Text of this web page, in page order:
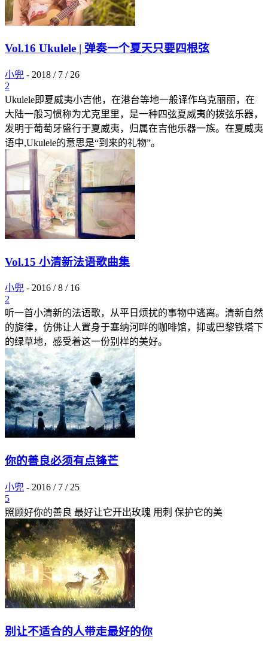
Vol.16 Ukulele | 弹奏一个夏天只要四根弦
小兜 - 2018 / 7 / 26
2
Ukulele即夏威夷小吉他，在港台等地一般译作乌克丽丽，在
大陆一般习惯称为尤克里里，是一种四弦夏威夷的拨弦乐器，
发明于葡萄牙盛行于夏威夷，归属在吉他乐器一族。在夏威夷
语中,Ukulele的意思是“到来的礼物”。
Vol.15 小清新法语歌曲集
小兜 - 2016 / 8 / 16
2
听一首小清新的法语歌，从平日烦扰的事物中逃离。清新自然
的旋律，仿佛让人置身于塞纳河畔的咖啡馆，抑或巴黎铁塔下
的绿草地，感受着这一份别样的美好。
你的善良必须有点锋芒
小兜 - 2016 / 7 / 25
5
照顾好你的善良 最好让它开出玫瑰 用刺 保护它的美
别让不适合的人带走最好的你